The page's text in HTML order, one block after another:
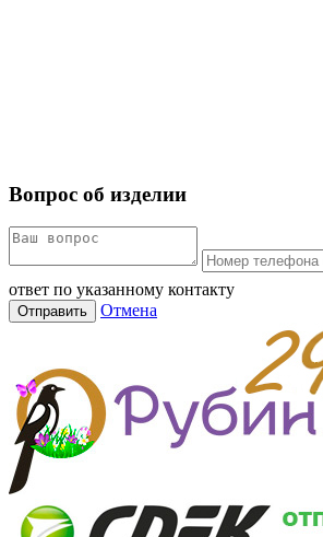
Вопрос об изделии
ответ по указанному контакту
Отправить Отмена